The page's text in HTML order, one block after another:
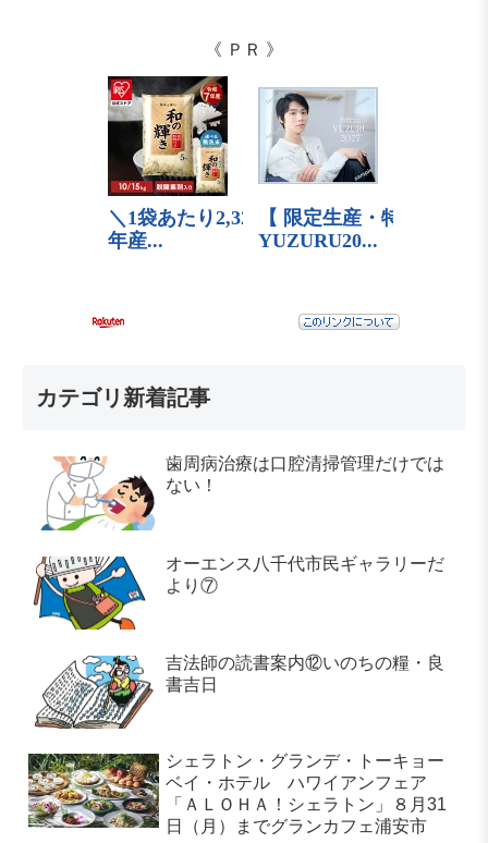
《 ＰＲ 》
カテゴリ新着記事
歯周病治療は口腔清掃管理だけでは
ない！
オーエンス八千代市民ギャラリーだ
より⑦
吉法師の読書案内⑫いのちの糧・良
書吉日
シェラトン・グランデ・トーキョー
ベイ・ホテル ハワイアンフェア
「ＡＬＯＨＡ！シェラトン」８月31
日（月）までグランカフェ浦安市